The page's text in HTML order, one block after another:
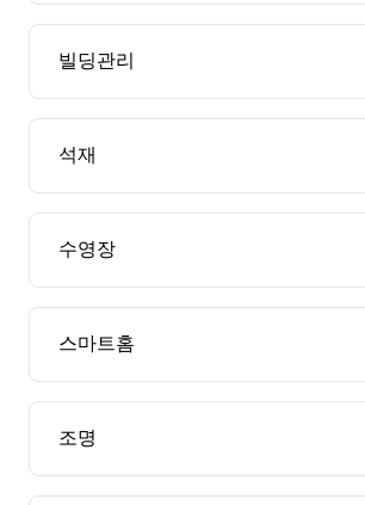
빌딩관리
석재
수영장
스마트홈
조명